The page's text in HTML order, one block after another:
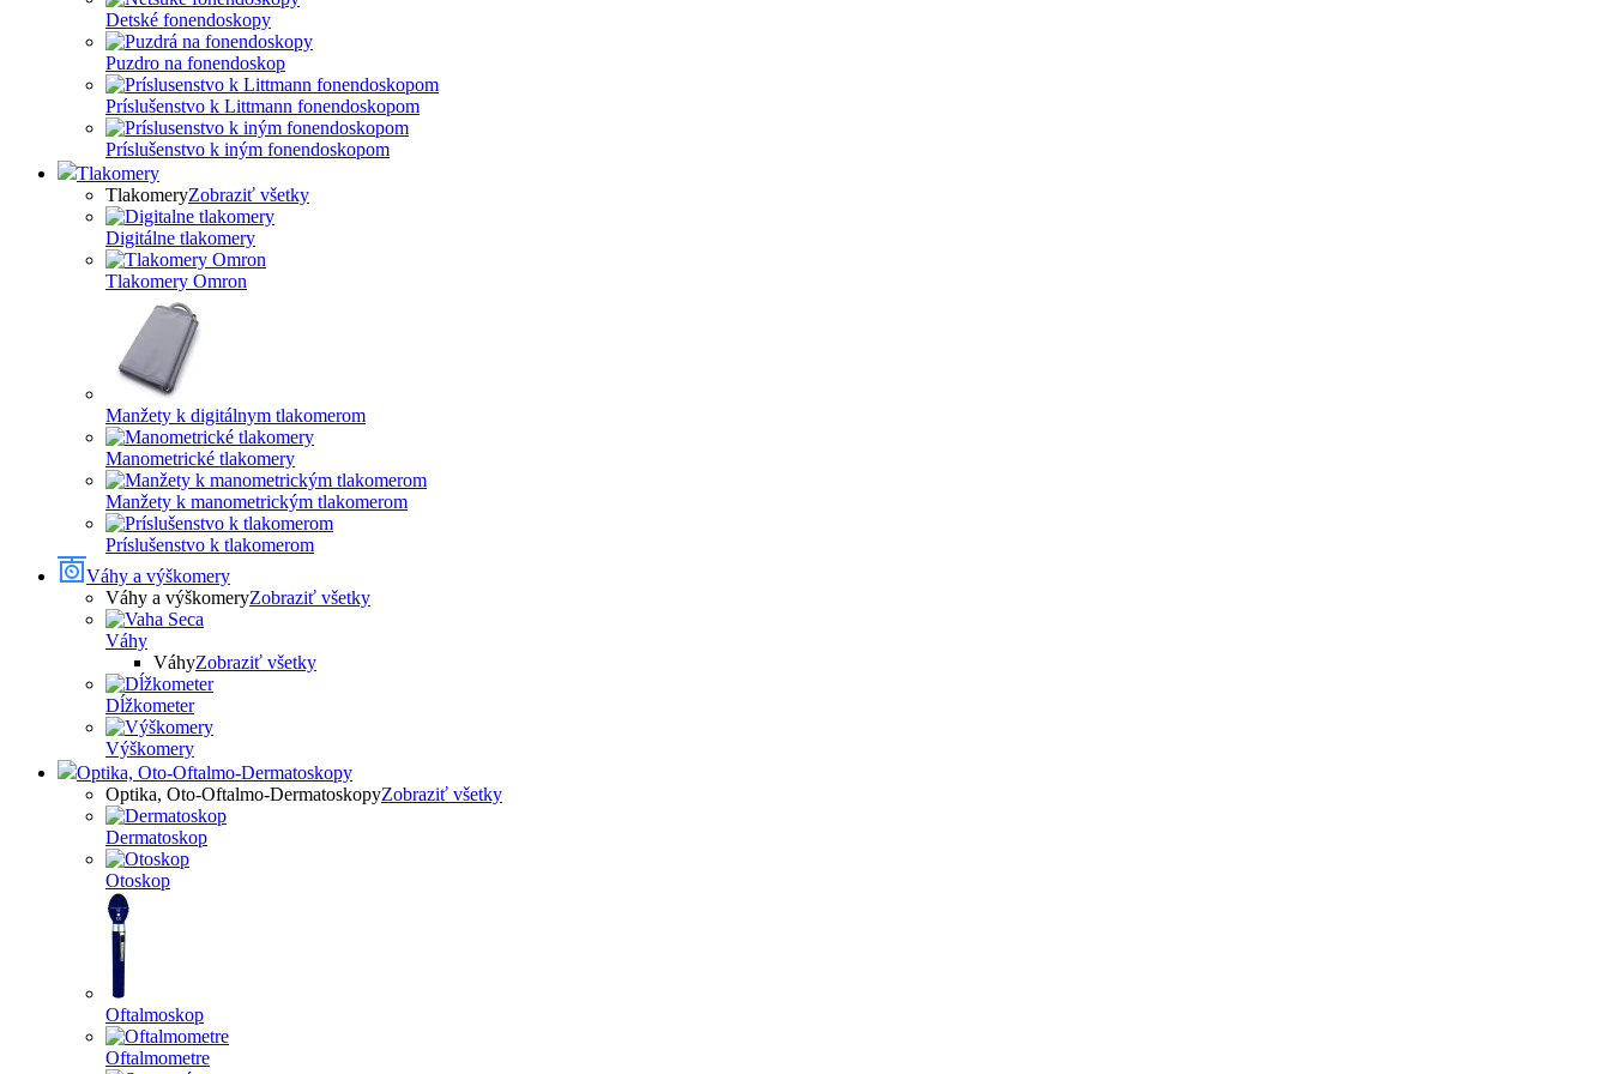
Detské fonendoskopy
Puzdro na fonendoskop
Príslušenstvo k Littmann fonendoskopom
Príslušenstvo k iným fonendoskopom
Tlakomery
TlakomeryZobraziť všetky
Digitálne tlakomery
Tlakomery Omron
Manžety k digitálnym tlakomerom
Manometrické tlakomery
Manžety k manometrickým tlakomerom
Príslušenstvo k tlakomerom
Váhy a výškomery
Váhy a výškomeryZobraziť všetky
Váhy
VáhyZobraziť všetky
Dĺžkometer
Výškomery
Optika, Oto-Oftalmo-Dermatoskopy
Optika, Oto-Oftalmo-DermatoskopyZobraziť všetky
Dermatoskop
Otoskop
Oftalmoskop
Oftalmometre